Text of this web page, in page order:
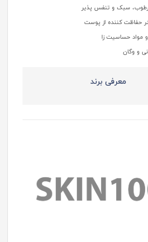
سبک و تنفس پذیر
مواد حساسیت زا
و وگان
معرفی برند